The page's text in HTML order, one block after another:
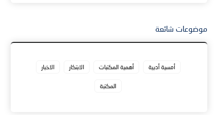
موضوعات شائعة
أمسية أدبية أهمية المكتبات الابتكار الاخبار
المكتبة